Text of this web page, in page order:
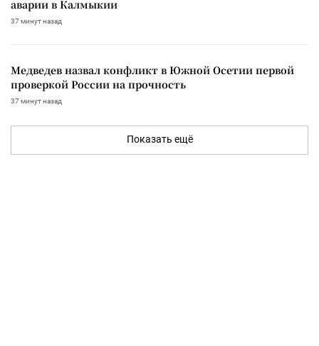
аварии в Калмыкии
37 минут назад
Медведев назвал конфликт в Южной Осетии первой
проверкой России на прочность
37 минут назад
Показать ещё